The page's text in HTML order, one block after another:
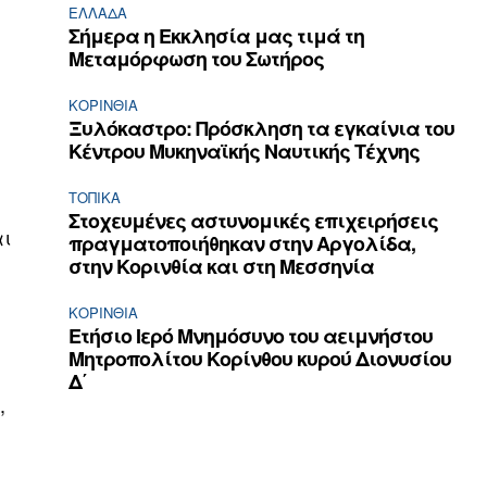
ΕΛΛΆΔΑ
Σήμερα η Εκκλησία μας τιμά τη
Μεταμόρφωση του Σωτήρος
ΚΟΡΙΝΘΊΑ
Ξυλόκαστρο: Πρόσκληση τα εγκαίνια του
Κέντρου Μυκηναϊκής Ναυτικής Τέχνης
ΤΟΠΙΚΑ
Στοχευμένες αστυνομικές επιχειρήσεις
πραγματοποιήθηκαν στην Αργολίδα,
στην Κορινθία και στη Μεσσηνία
ΚΟΡΙΝΘΊΑ
Ετήσιο Ιερό Μνημόσυνο του αειμνήστου
Μητροπολίτου Κορίνθου κυρού Διονυσίου
Δ΄